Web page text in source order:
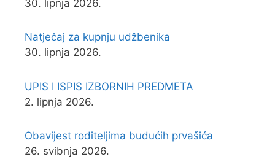
30. lipnja 2026.
Natječaj za kupnju udžbenika
30. lipnja 2026.
UPIS I ISPIS IZBORNIH PREDMETA
2. lipnja 2026.
Obavijest roditeljima budućih prvašića
26. svibnja 2026.